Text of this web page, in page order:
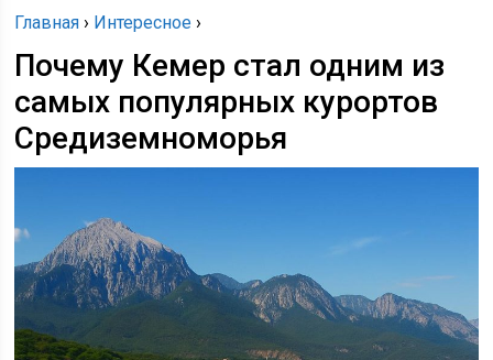
Главная › Интересное ›
Почему Кемер стал одним из
самых популярных курортов
Средиземноморья